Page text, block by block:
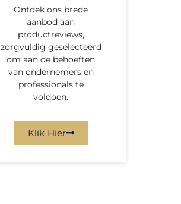
Ontdek ons brede
aanbod aan
productreviews,
zorgvuldig geselecteerd
om aan de behoeften
van ondernemers en
professionals te
voldoen.
Klik Hier